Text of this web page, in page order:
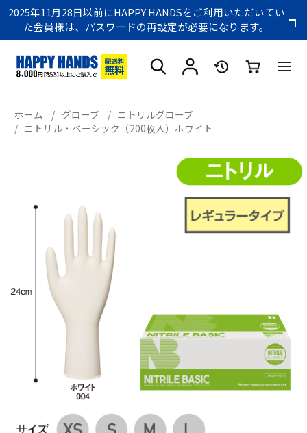
2025年11月28日以前にHAPPY HANDSをご利用いただいてい
た会員様は、パスワードの再設定が必要になります。
ホーム / グローブ / ニトリルグローブ
/ ニトリル・ベーシック（200枚入）ホワイト